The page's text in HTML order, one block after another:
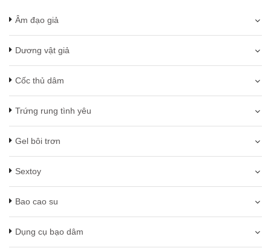
Âm đạo giả
Dương vật giả
Cốc thủ dâm
Trứng rung tình yêu
Gel bôi trơn
Sextoy
Bao cao su
Dụng cụ bạo dâm